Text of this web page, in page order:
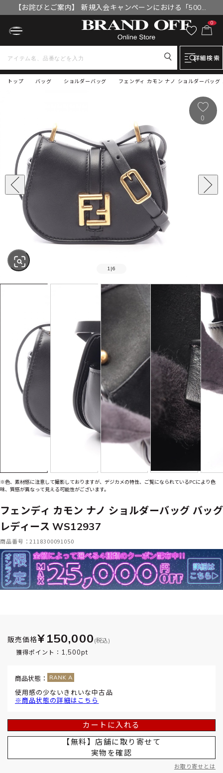
【お詫びとご案内】 新規入会キャンペーンにおける「500円
OFFクーポン」付与漏れと補填について
0
詳細検索
トップ フェンディ カモン ナノ ショルダーバッ
バッグ ショルダーバッグ
1 |6
0
※色、素材感に注意して撮影しておりますが、デジカメの特性、ご覧になられているPCにより色
味、質感が異なって見える可能性がございます。
フェンディ カモン ナノ ショルダーバッグ バッグ
レディース WS12937
商品番号：2118300091050
販売価格¥150,000 (税込)
獲得ポイント： 1,500pt
商品状態：
使用感の少ないきれいな中古品
※商品状態の詳細はこちら
カートに入れる
【無料】店舗に取り寄せて
実物を確認
お取り寄せとは